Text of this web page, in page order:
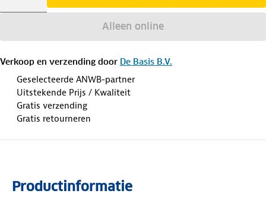
Alleen online
Verkoop en verzending door De Basis B.V.
Geselecteerde ANWB-partner
Uitstekende Prijs / Kwaliteit
Gratis verzending
Gratis retourneren
Productinformatie